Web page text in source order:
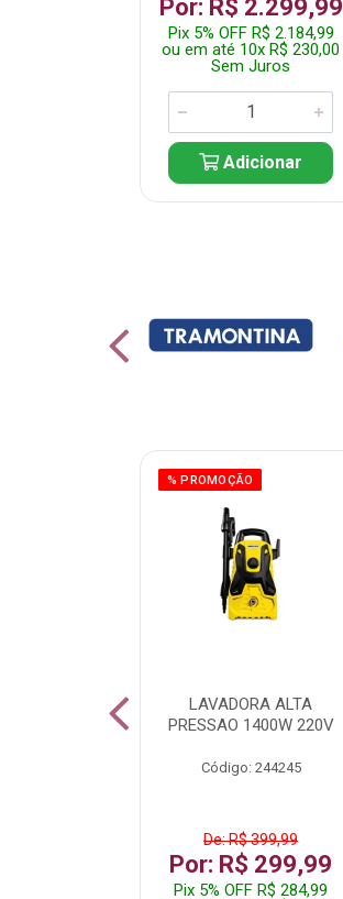
Por: R$ 2.299,99
Pix 5% OFF R$ 2.184,99
ou em até 10x R$ 230,00
Sem Juros
Adicionar
% PROMOÇÃO
LAVADORA ALTA
PRESSAO 1400W 220V
Código: 244245
De: R$ 399,99
Por: R$ 299,99
Pix 5% OFF R$ 284,99